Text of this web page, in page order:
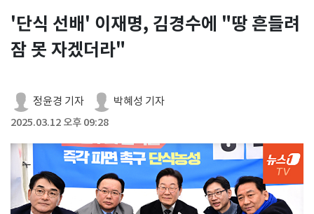
'단식 선배' 이재명, 김경수에 "땅 흔들려
잠 못 자겠더라"
정윤경 기자 박혜성 기자
2025.03.12 오후 09:28